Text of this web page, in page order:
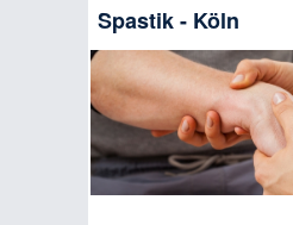
Spastik - Köln